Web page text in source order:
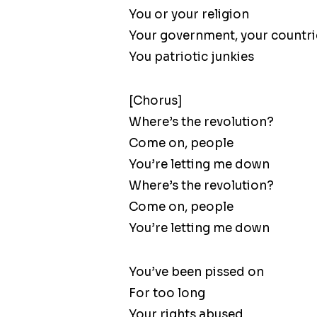
You or your religion
Your government, your
You patriotic junkies
[Chorus]
Where’s the revolution?
Come on, people
You’re letting me down
Where’s the revolution?
Come on, people
You’re letting me down
You’ve been pissed on
For too long